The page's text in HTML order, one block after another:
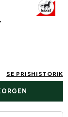
SE PRISHISTORIK